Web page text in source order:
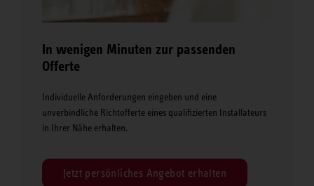
In wenigen Minuten zur passenden
Offerte
Individuelle Anforderungen eingeben und eine
unverbindliche Richtofferte eines qualifizierten Installateurs
in Ihrer Nähe erhalten.
Jetzt persönliches Angebot erhalten